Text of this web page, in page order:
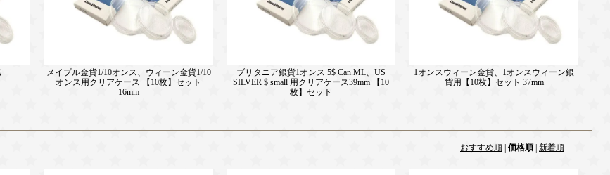
メイプル金貨1/10オンス、ウィーン金貨1/10
オンス用クリアケース 【10枚】セット
16mm
ブリタニア銀貨1オンス 5$ Can.ML、US
SILVER $ small 用クリアケース39mm 【10
枚】セット
1オンスウィーン金貨、1オンスウィーン銀
貨用【10枚】セット 37mm
おすすめ順 価格順 新着順